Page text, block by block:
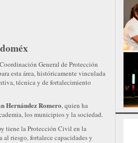
General de Protección
esta área, históricamente vinculada
técnica y de fortalecimiento
Hernández Romero, quien ha
los municipios y la sociedad.
tiene la Protección Civil en la
riesgo, fortalece capacidades y